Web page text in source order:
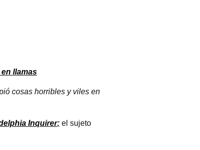
llamas
cosas horribles y viles en
Inquirer; el sujeto